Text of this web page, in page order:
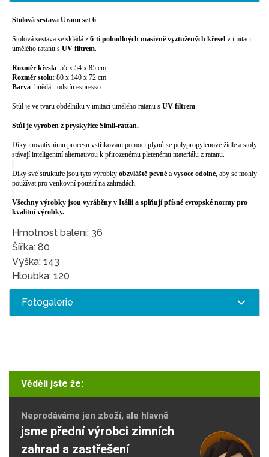
Stolová sestava Urano set 6
Stolová sestava se skládá z 6-ti pohodlných masivně vyztužených křesel v imitaci
umělého ratanu s UV filtrem
Rozměr křesla: 55 x 54 x 85 cm
Rozměr stolu: 80 x 140 x 72 cm
Barva: hnědá - odstín espresso
Stůl je ve tvaru obdélníku v imitaci umělého ratanu s UV filtrem
Stůl je vyroben z pryskyřice Simil-rattan.
Díky inovativnímu procesu vstřikování pomocí plynů se polypropylenové židle a stoly
stávají inteligentní alternativou k přirozenému pletenému materiálu z ratanu.
Díky své struktuře jsou tyto výrobky obzvláště pevné a vysoce odolné , aby se mohly
používat pro venkovní použití na zahradách.
Všechny výrobky jsou vyráběny v Itálii a splňují přísné evropské normy pro
kvalitní výrobky.
Hmotnost balení: 36
Šířka: 80
Výška: 143
Hloubka: 120
Fotogalerie
Věděli jste že:
Neprodáváme jen zboží, ale hlavně
jsme přední výrobci zimních
zahrad a zastřešení